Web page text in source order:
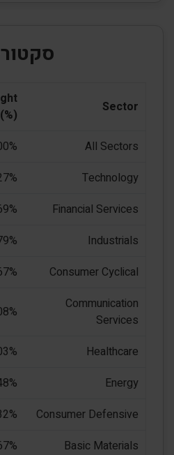
Sector
(%)
All Sectors
Technology
Financial Services
Industrials
Consumer Cyclical
Communication
Services
Healthcare
Energy
Consumer Defensive
Basic Materials